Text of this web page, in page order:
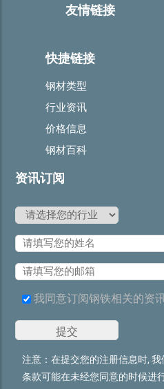
友情链接
快捷链接
钢材类型
行业资讯
价格信息
钢材百科
资讯订阅
我同意订阅钢铁相关的资讯
注意：在提交您的注册信息时,
条款可能在未经您同意的时候进